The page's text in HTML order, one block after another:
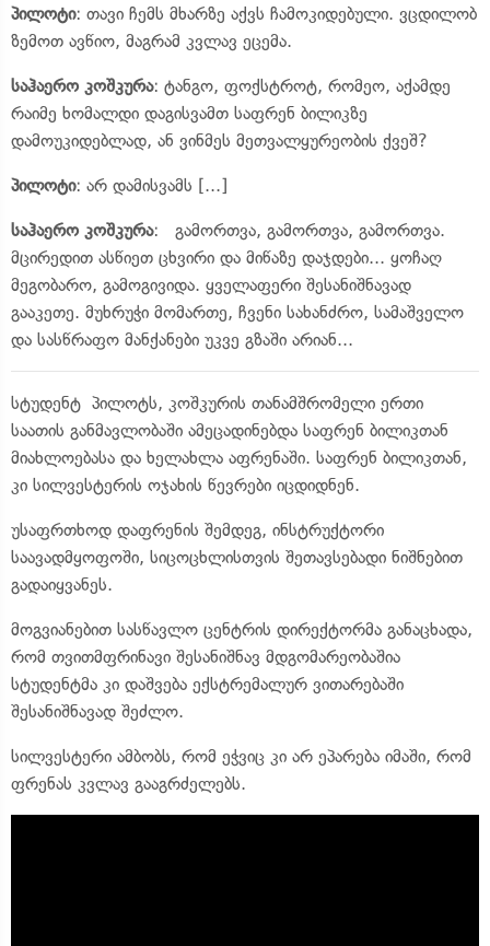
პილოტი: თავი ჩემს მხარზე აქვს ჩამოკიდებული. ვცდილობ
ზემოთ ავწიო, მაგრამ კვლავ ეცემა.
საჰაერო კოშკურა: ტანგო, ფოქსტროტ, რომეო, აქამდე
რაიმე ხომალდი დაგისვამთ საფრენ ბილიკზე
დამოუკიდებლად, ან ვინმეს მეთვალყურეობის ქვეშ?
პილოტი: არ დამისვამს [...]
საჰაერო კოშკურა: გამორთვა, გამორთვა, გამორთვა.
მცირედით ასწიეთ ცხვირი და მიწაზე დაჯდები... ყოჩაღ
მეგობარო, გამოგივიდა. ყველაფერი შესანიშნავად
გააკეთე. მუხრუჭი მომართე, ჩვენი სახანძრო, სამაშველო
და სასწრაფო მანქანები უკვე გზაში არიან...
სტუდენტ პილოტს, კოშკურის თანამშრომელი ერთი
საათის განმავლობაში ამეცადინებდა საფრენ ბილიკთან
მიახლოებასა და ხელახლა აფრენაში. საფრენ ბილიკთან,
კი სილვესტერის ოჯახის წევრები იცდიდნენ.
უსაფრთხოდ დაფრენის შემდეგ, ინსტრუქტორი
საავადმყოფოში, სიცოცხლისთვის შეთავსებადი ნიშნებით
გადაიყვანეს.
მოგვიანებით სასწავლო ცენტრის დირექტორმა განაცხადა,
რომ თვითმფრინავი შესანიშნავ მდგომარეობაშია
სტუდენტმა კი დაშვება ექსტრემალურ ვითარებაში
შესანიშნავად შეძლო.
სილვესტერი ამბობს, რომ ეჭვიც კი არ ეპარება იმაში, რომ
ფრენას კვლავ გააგრძელებს.